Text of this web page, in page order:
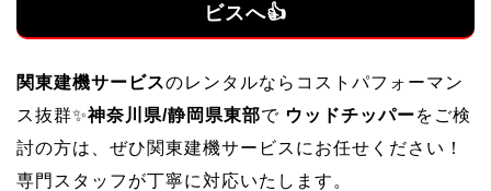
ビスへ👍
関東建機サービスのレンタルならコストパフォーマン
ス抜群✨神奈川県/静岡県東部で ウッドチッパーをご検
討の方は、ぜひ関東建機サービスにお任せください！
専門スタッフが丁寧に対応いたします。